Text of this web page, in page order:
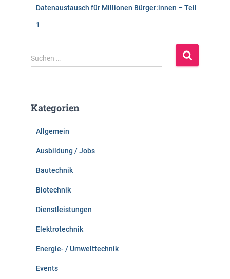
Datenaustausch für Millionen Bürger:innen – Teil
1
S
u
n
Suchen …
Kategorien
Allgemein
Ausbildung / Jobs
Bautechnik
Biotechnik
Dienstleistungen
Elektrotechnik
Energie- / Umwelttechnik
Events